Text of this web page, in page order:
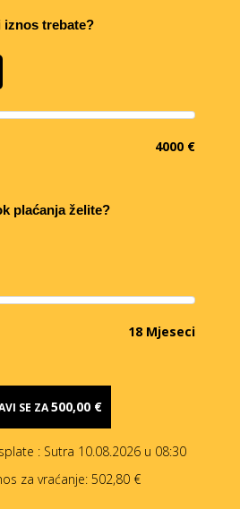
iznos trebate?
4000 €
plaćanja želite?
18 Mjeseci
SE ZA500,00 €
: Sutra 10.08.2026 u 08:30
za vraćanje: 502,80 €